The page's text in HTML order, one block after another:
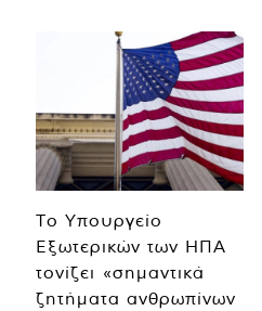
Το Υπουργείο
Εξωτερικών των ΗΠΑ
τονίζει «σημαντικά
ζητήματα ανθρωπίνων